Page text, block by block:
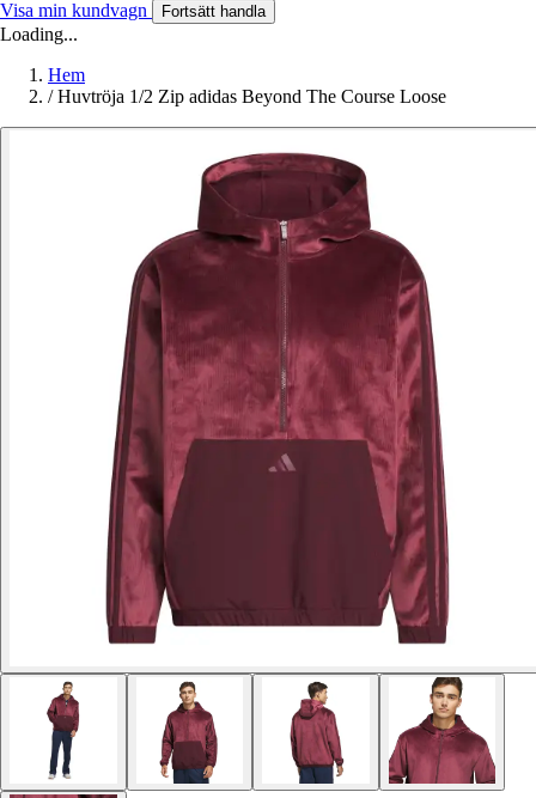
Visa min kundvagn Fortsätt handla
Loading...
Hem
/ Huvtröja 1/2 Zip adidas Beyond The Course Loose